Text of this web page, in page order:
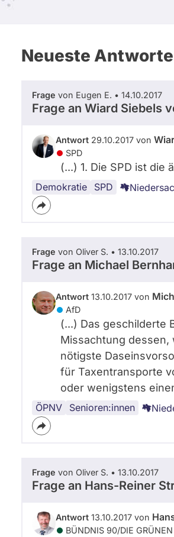
Neueste
Frage von Eugen E. • 14.10.2017
Frage an Wiard Siebels
Antwort 29.10.2017 von
SPD
(...) 1. Die SPD ist
Demokratie SPD
Frage von Oliver S. • 13.10.2017
Frage an Michael
Antwort 13.10.2017 von
AfD
(...) Das geschilderte
Missachtung dessen,
nötigste
für Taxentransporte
oder wenigstens
ÖPNV Senioren:innen
Verkehrspolitik
Mobilität
Frage von Oliver S. • 13.10.2017
Frage an Hans-Reiner
Antwort 13.10.2017 von
BÜNDNIS 90/­DIE GRÜNEN